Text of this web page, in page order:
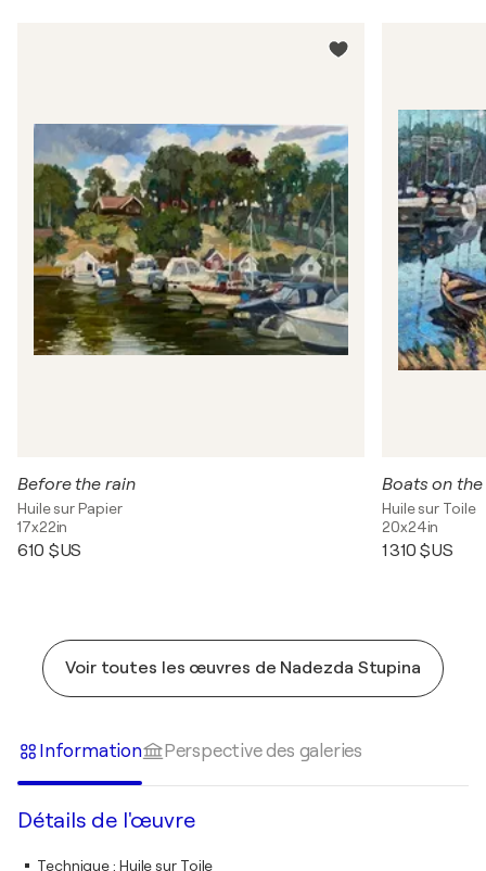
Before the rain
Huile sur Papier
17x22in
610 $US
Boats on
Huile sur Toile
20x24in
1 310 $US
Voir toutes les œuvres de Nadezda Stupina
Information Perspective des galeries
Détails de l'œuvre
Technique: Huile sur Toile